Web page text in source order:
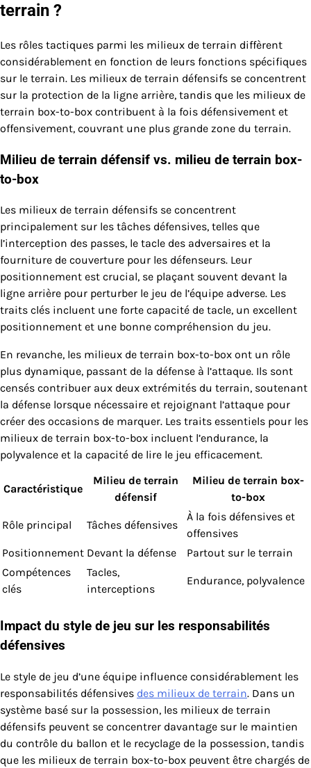
terrain ?
Les rôles tactiques parmi les milieux de terrain diffèrent
considérablement en fonction de leurs fonctions spécifiques
sur le terrain. Les milieux de terrain défensifs se concentrent
sur la protection de la ligne arrière, tandis que les milieux de
terrain box-to-box contribuent à la fois défensivement et
offensivement, couvrant une plus grande zone du terrain.
Milieu de terrain défensif vs. milieu de terrain box-
to-box
Les milieux de terrain défensifs se concentrent
principalement sur les tâches défensives, telles que
l’interception des passes, le tacle des adversaires et la
fourniture de couverture pour les défenseurs. Leur
positionnement est crucial, se plaçant souvent devant la
ligne arrière pour perturber le jeu de l’équipe adverse. Les
traits clés incluent une forte capacité de tacle, un excellent
positionnement et une bonne compréhension du jeu.
En revanche, les milieux de terrain box-to-box ont un rôle
plus dynamique, passant de la défense à l’attaque. Ils sont
censés contribuer aux deux extrémités du terrain, soutenant
la défense lorsque nécessaire et rejoignant l’attaque pour
créer des occasions de marquer. Les traits essentiels pour les
milieux de terrain box-to-box incluent l’endurance, la
polyvalence et la capacité de lire le jeu efficacement.
Caractéristique
Milieu de terrain
défensif
Milieu de terrain box-
to-box
Rôle principal Tâches défensives
À la fois défensives et
offensives
Positionnement Devant la défense
Partout sur le terrain
Compétences
clés
Tacles,
interceptions
Endurance, polyvalence
Impact du style de jeu sur les responsabilités
défensives
Le style de jeu d’une équipe influence considérablement les
responsabilités défensives des milieux de terrain. Dans un
système basé sur la possession, les milieux de terrain
défensifs peuvent se concentrer davantage sur le maintien
du contrôle du ballon et le recyclage de la possession, tandis
que les milieux de terrain box-to-box peuvent être chargés de